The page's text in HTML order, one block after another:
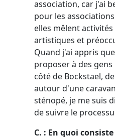
association, car j'ai
pour les
elles mêlent
artistiques et
Quand j'ai appris
proposer à des
côté de Bockstael,
autour d'une
sténopé, je me suis
de suivre le
C. : En quoi